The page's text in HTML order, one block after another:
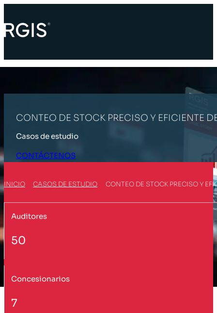
CONTEO DE STOCK PRECISO Y EFICIENTE
Casos de estudio
CONTÁCTENOS
INICIO CASOS DE ESTUDIO CONTEO DE STOCK PRECISO Y
Auditores
50
Concesionarios
7